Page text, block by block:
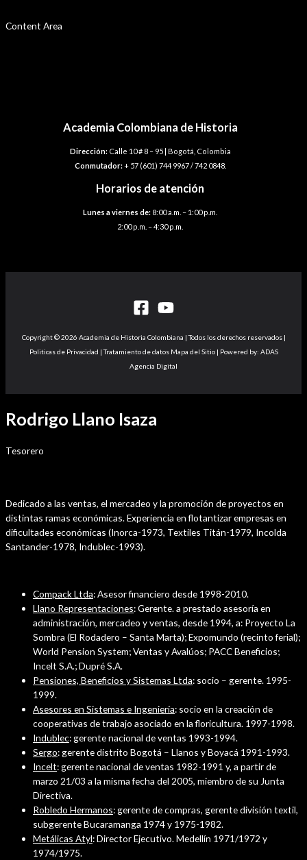
al
Content Area
Academia Colombiana de Historia
Dirección:Calle 10 # 8 – 95 | Bogotá, Colombia
Conmutador:+ 57 (601) 744 9967 / 742 0848.
Horarios de atención
Lunes a viernes de: 8:00 a.m. – 1:00 p.m.
2:00 p.m. – 4:30 p.m.
Copyright © 2026 Academia de Historia Colombiana | Todos los derechos reservados |
Politicas de Privacidad | Tratamiento de datos Mapa del Sitio | Powered by: ADAS
Agencia Digital
Rodrigo Llano Isaza
Tesorero
Dedicado a las ventas, el mercadeo y la promoción de proyectos en
distintas ramas económicas. Experiencia en flotantizar empresas en
dificultades económicas (Inorca-1973, Textiles Titán-1979, Incolda
Santander-1978, Indublec-1993).
Compack Ltda: Asesor financiero desde 1998-2010.
Llano Representaciones: Gerente. a prestado asesoría en
administración, mercadeo y ventas, desde 1994, a: Proyecto La
Sombra (El Rodadero – Santa Marta); Expomundo (recinto ferial);
World Pension System; Ventas y Avalúos; PACC Beneficios;
Incelt S.A.; Dupré S.A.
Pensiones, Beneficios y Sistemas Ltda: socio – gerente. 1995-
1999.
Asesores en Sistemas e Ingeniería: socio en la creación de
cooperativas de trabajo asociado en la floricultura. 1997-1998.
Indublec: gerente nacional de ventas 1993-1994.
Sergo: gerente distrito Bogotá – Llanos y Boyacá 1991-1993.
Incelt: gerente nacional de ventas 1982-1991 y, a partir de
marzo 21/03 a la misma fecha del 2005, miembro de su Junta
Directiva.
Robledo Hermanos: gerente de compras, gerente división textil,
subgerente Bucaramanga 1974 y 1975-1982.
Metálicas Atyl: Director Ejecutivo. Medellín 1971/1972 y
1974/1975.